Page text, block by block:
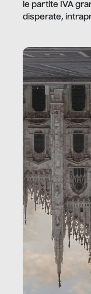
le partite IVA
disperate,